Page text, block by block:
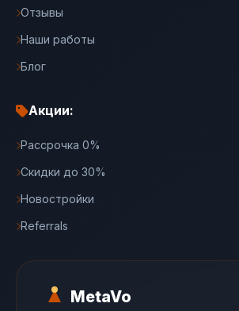
MetaVo
Отзывы
Наши работы
Блог
Акции:
Рассрочка 0%
Скидки до 30%
Новостройки
Referrals